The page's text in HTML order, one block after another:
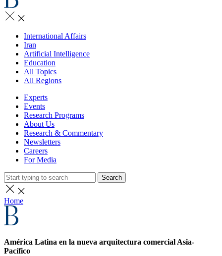
International Affairs
Iran
Artificial Intelligence
Education
All Topics
All Regions
Experts
Events
Research Programs
About Us
Research & Commentary
Newsletters
Careers
For Media
Search
Home
América Latina en la nueva arquitectura comercial Asia-
Pacífico